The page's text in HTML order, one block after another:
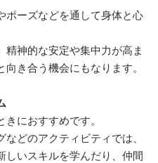
ポーズなどを通して身体と心
精神的な安定や集中力が高ま
き合う機会にもなります。
におすすめです。
どのアクティビティでは、
しいスキルを学んだり、仲間